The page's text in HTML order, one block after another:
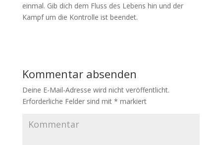
einmal. Gib dich dem Fluss des Lebens hin und der
Kampf um die Kontrolle ist beendet.
Kommentar absenden
Deine E-Mail-Adresse wird nicht veröffentlicht.
Erforderliche Felder sind mit * markiert